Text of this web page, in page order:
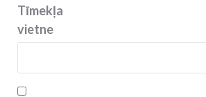
Tīmekļa
vietne